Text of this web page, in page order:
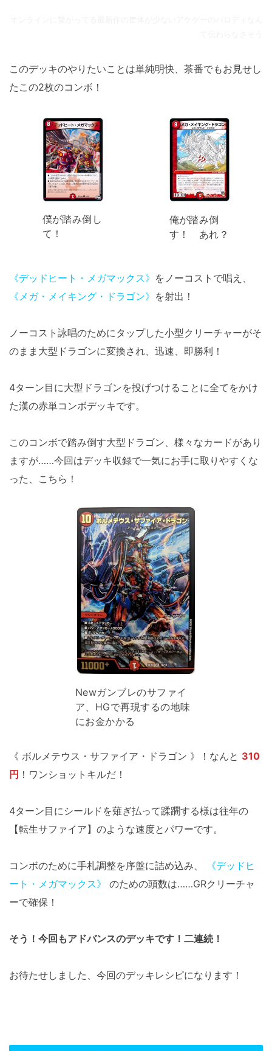
このデッキのやりたいことは単純明快、茶番でもお見せし
たこの2枚のコンボ！
僕が踏み倒し
て！
俺が踏み倒
す！ あれ？
《デッドヒート・メガマックス》 をノーコストで唱え、
《メガ・メイキング・ドラゴン》 を射出！
ノーコスト詠唱のためにタップした小型クリーチャーがそ
のまま大型ドラゴンに変換され、迅速、即勝利！
4ターン目に大型ドラゴンを投げつけることに全てをかけ
た漢の赤単コンボデッキです。
このコンボで踏み倒す大型ドラゴン、様々なカードがあり
ますが……今回はデッキ収録で一気にお手に取りやすくな
った、こちら！
Newガンブレのサファイ
ア、HGで再現するの地味
にお金かかる
《 ボルメテウス・サファイア・ドラゴン 》！なんと 310
円 ！ワンショットキルだ！
4ターン目にシールドを薙ぎ払って蹂躙する様は往年の
【転生サファイア】のような速度とパワーです。
コンボのために手札調整を序盤に詰め込み、
《デッドヒ
ート・メガマックス》
のための頭数は……GRクリーチャ
ーで確保！
そう！今回もアドバンスのデッキです！二連続！
お待たせしました、今回のデッキレシピになります！